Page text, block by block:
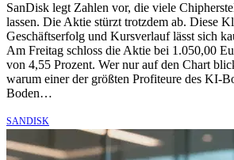
SanDisk legt Zahlen vor, die viele
lassen. Die Aktie stürzt trotzdem ab. Diese
Geschäftserfolg und Kursverlauf lässt sich
Am Freitag schloss die Aktie bei 1.050,00
von 4,55 Prozent. Wer nur auf den Chart
warum einer der größten Profiteure des KI-
Boden…
SANDISK